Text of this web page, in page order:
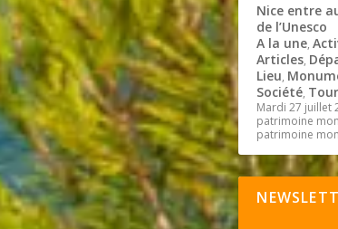
Nice entre
de l’Unesco
A la une,
Articles,
Lieu,
Société,
Mardi 27 juillet
patrimoine
patrimoine